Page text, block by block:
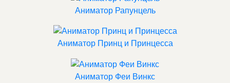
Аниматор Рапунцель
Аниматор Принц и Принцесса
Аниматор Феи Винкс